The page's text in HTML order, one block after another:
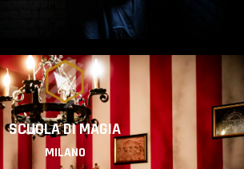
SCUOLA DI MAGIA
MILANO